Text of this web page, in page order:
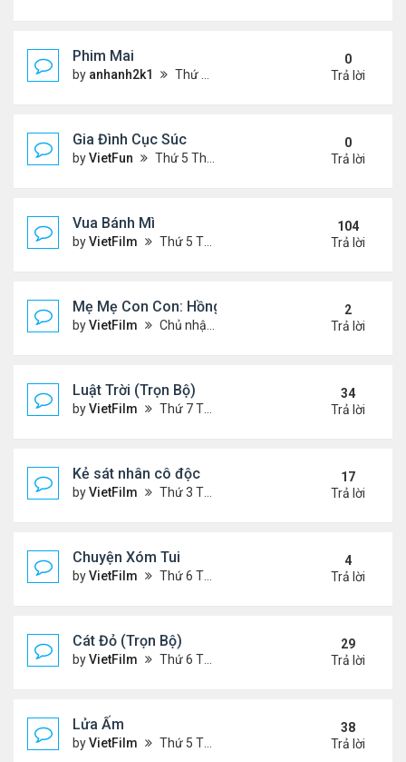
Phim Mai
by anhanh2k1 Thứ 6 Tháng 5 17, 2024 9:42 pm
0
Trả lời
Gia Đình Cục Súc
byVietFun Thứ 5 Tháng 1 19, 2023 4:42 pm
0
Trả lời
Vua Bánh Mì
byVietFilm Thứ 5 Tháng 10 15, 2020 1:26 pm
104
Trả lời
Mẹ Mẹ Con Con: Hồng Vân, Đại Nghĩa
byVietFilm Chủ nhật Tháng 12 20, 2020 8:06 pm
2
Trả lời
Luật Trời (Trọn Bộ)
byVietFilm Thứ 7 Tháng 10 17, 2020 9:19 pm
34
Trả lời
Kẻ sát nhân cô độc
byVietFilm Thứ 3 Tháng 11 10, 2020 9:58 am
17
Trả lời
Chuyện Xóm Tui
byVietFilm Thứ 6 Tháng 11 06, 2020 4:47 pm
4
Trả lời
Cát Đỏ (Trọn Bộ)
byVietFilm Thứ 6 Tháng 11 06, 2020 2:02 pm
29
Trả lời
Lửa Ấm
byVietFilm Thứ 5 Tháng 11 05, 2020 11:33 pm
38
Trả lời